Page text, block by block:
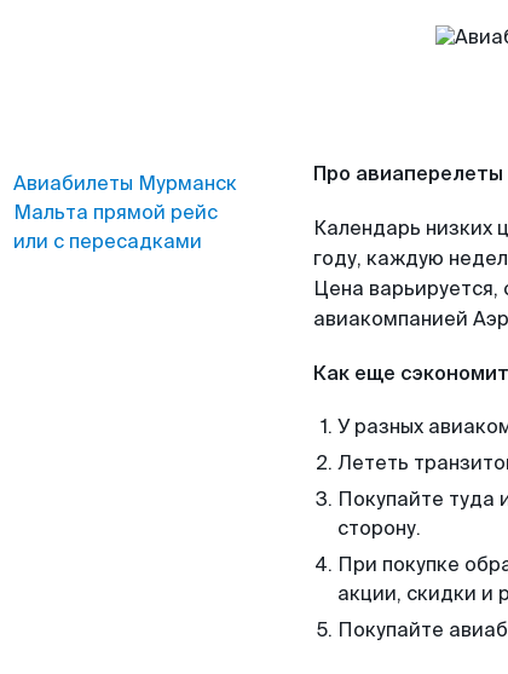
Авиабилеты Мурманск
Мальта прямой рейс
или с пересадками
Про
Календарь низких
году, каждую
Цена
авиакомпанией
Как еще
У разных
Лететь
Покупайте туда
сторону.
При покупке
акции, скидки и
Покупайте